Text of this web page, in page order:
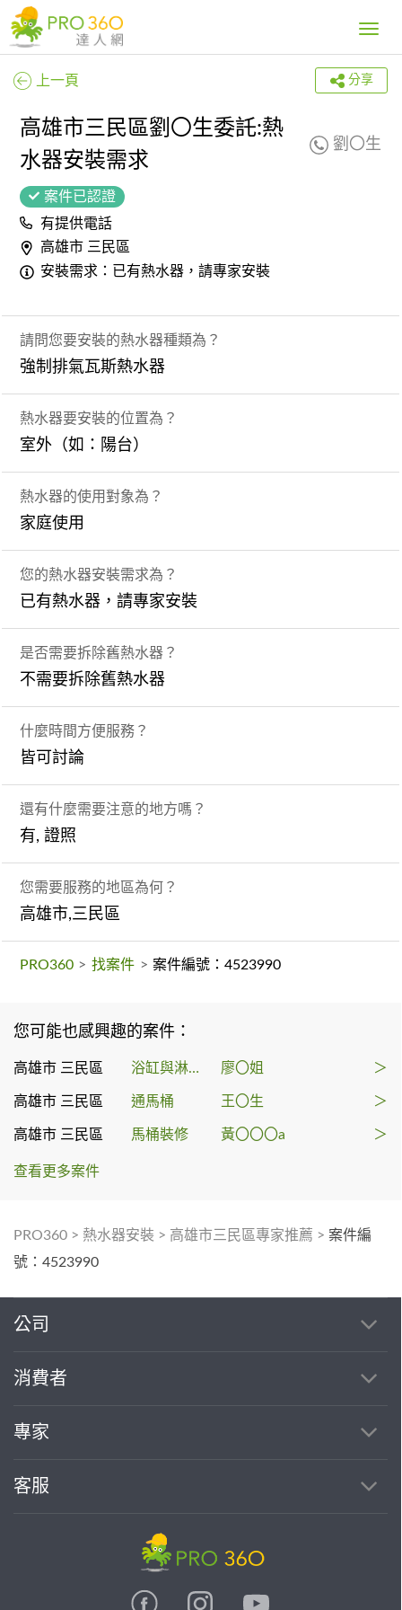
Toggle
上一頁 分享
高雄市三民區劉〇生委託:熱
水器安裝需求
劉〇生
案件已認證
有提供電話
高雄市 三民區
安裝需求：已有熱水器，請專家安裝
請問您要安裝的熱水器種類為？
強制排氣瓦斯熱水器
熱水器要安裝的位置為？
室外（如：陽台）
熱水器的使用對象為？
家庭使用
您的熱水器安裝需求為？
已有熱水器，請專家安裝
是否需要拆除舊熱水器？
不需要拆除舊熱水器
什麼時間方便服務？
皆可討論
還有什麼需要注意的地方嗎？
有, 證照
您需要服務的地區為何？
高雄市,三民區
PRO360 > 找案件 > 案件編號：4523990
您可能也感興趣的案件：
高雄市 三民區 浴缸與淋浴裝修 廖〇姐 ＞
高雄市 三民區 通馬桶 王〇生 ＞
高雄市 三民區 馬桶裝修 黃〇〇〇a ＞
查看更多案件
PRO360 > 熱水器安裝 > 高雄市三民區專家推薦 > 案件編
號：4523990
公司
消費者
專家
客服